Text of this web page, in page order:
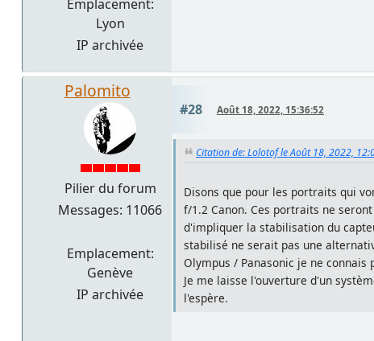
Emplacement:
Lyon
IP archivée
Palomito
Pilier du forum
Messages: 11066
Emplacement:
Genève
IP archivée
#28 Août 18, 2022, 15:36:52
Citation de: Lolotof le Août 18, 2022,
Disons que pour les portraits qui
f/1.2 Canon. Ces portraits ne
d'impliquer la stabilisation du
stabilisé ne serait pas une
Olympus / Panasonic je ne
Je me laisse l'ouverture d'un
l'espère.